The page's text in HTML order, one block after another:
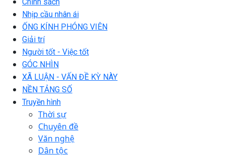
Nhịp cầu nhân ái
ỐNG KÍNH PHÓNG VIÊN
Giải trí
Người tốt - Việc tốt
GÓC NHÌN
XÃ LUẬN - VẤN ĐỀ KỲ NÀY
NỀN TẢNG SỐ
Truyền hình
Thời sự
Chuyên đề
Văn nghệ
Dân tộc